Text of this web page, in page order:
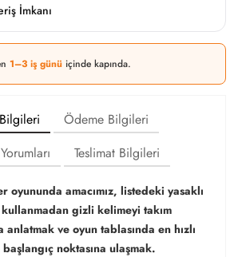
İmkanı
1–3 iş günü içinde kapında.
Ödeme Bilgileri
Teslimat Bilgileri
oyununda amacımız, listedeki yasaklı
gizli kelimeyi takım
anlatmak ve oyun tablasında en hızlı
noktasına ulaşmak.